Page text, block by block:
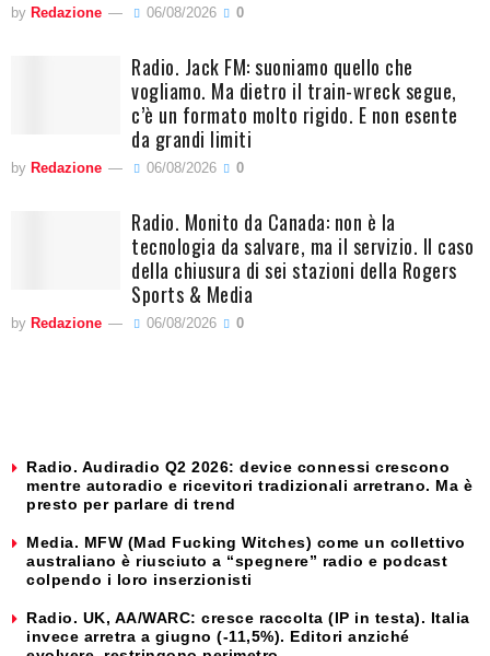
by Redazione 06/08/2026 0
Radio. Jack FM: suoniamo quello che
vogliamo. Ma dietro il train-wreck segue,
c’è un formato molto rigido. E non esente
da grandi limiti
by Redazione 06/08/2026 0
Radio. Monito da Canada: non è la
tecnologia da salvare, ma il servizio. Il caso
della chiusura di sei stazioni della Rogers
Sports & Media
by Redazione 06/08/2026 0
Radio. Audiradio Q2 2026: device connessi crescono
mentre autoradio e ricevitori tradizionali arretrano. Ma è
presto per parlare di trend
Media. MFW (Mad Fucking Witches) come un collettivo
australiano è riusciuto a “spegnere” radio e podcast
colpendo i loro inserzionisti
Radio. UK, AA/WARC: cresce raccolta (IP in testa). Italia
invece arretra a giugno (-11,5%). Editori anziché